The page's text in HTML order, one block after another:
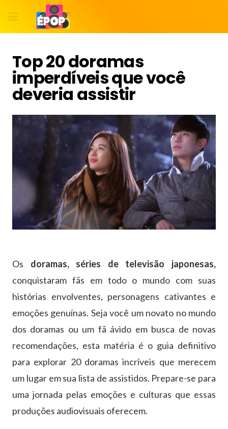
Top 20 doramas
imperdíveis que você
deveria assistir
Os doramas, séries de televisão japonesas,
conquistaram fãs em todo o mundo com suas
histórias envolventes, personagens cativantes e
emoções genuínas. Seja você um novato no mundo
dos doramas ou um fã ávido em busca de novas
recomendações, esta matéria é o guia definitivo
para explorar 20 doramas incríveis que merecem
um lugar em sua lista de assistidos. Prepare-se para
uma jornada pelas emoções e culturas que essas
produções audiovisuais oferecem.